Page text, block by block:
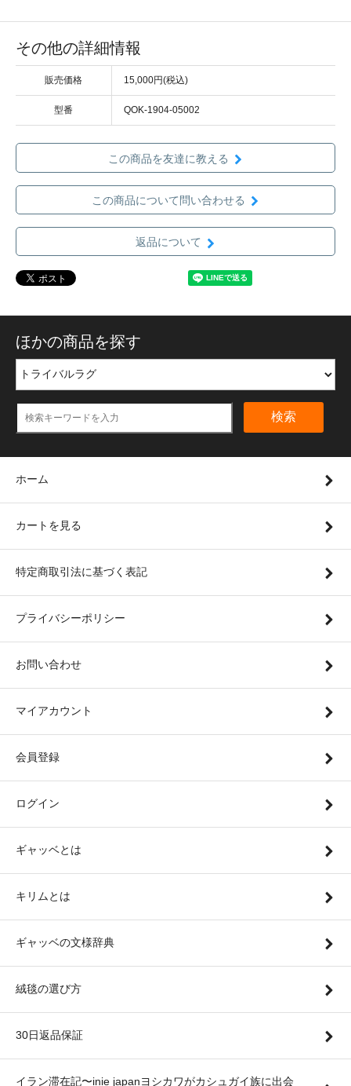
その他の詳細情報
販売価格 15,000円(税込)
型番 QOK-1904-05002
この商品を友達に教える
この商品について問い合わせる
返品について
ほかの商品を探す
検索
ホーム
カートを見る
特定商取引法に基づく表記
プライバシーポリシー
お問い合わせ
マイアカウント
会員登録
ログイン
ギャッベとは
キリムとは
ギャッベの文様辞典
絨毯の選び方
30日返品保証
イラン滞在記〜inie japanヨシカワがカシュガイ族に出会